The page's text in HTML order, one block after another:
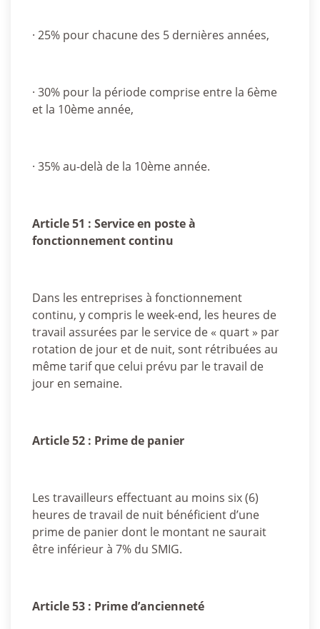
· 25% pour chacune des 5 dernières années,
· 30% pour la période comprise entre la 6ème
et la 10ème année,
· 35% au-delà de la 10ème année.
Article 51 : Service en poste à
fonctionnement continu
Dans les entreprises à fonctionnement
continu, y compris le week-end, les heures de
travail assurées par le service de « quart » par
rotation de jour et de nuit, sont rétribuées au
même tarif que celui prévu par le travail de
jour en semaine.
Article 52 : Prime de panier
Les travailleurs effectuant au moins six (6)
heures de travail de nuit bénéficient d’une
prime de panier dont le montant ne saurait
être inférieur à 7% du SMIG.
Article 53 : Prime d’ancienneté